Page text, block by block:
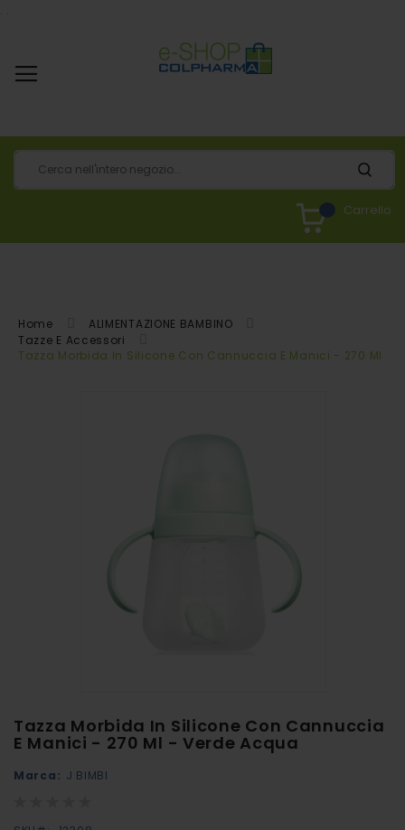
. .
Carrello
Home
ALIMENTAZIONE BAMBINO
Tazze E Accessori
Tazza Morbida In Silicone Con Cannuccia E Manici - 270 Ml -
Tazza Morbida In Silicone Con Cannuccia
E Manici - 270 Ml - Verde Acqua
Marca: J BIMBI
immagini
all'inizio